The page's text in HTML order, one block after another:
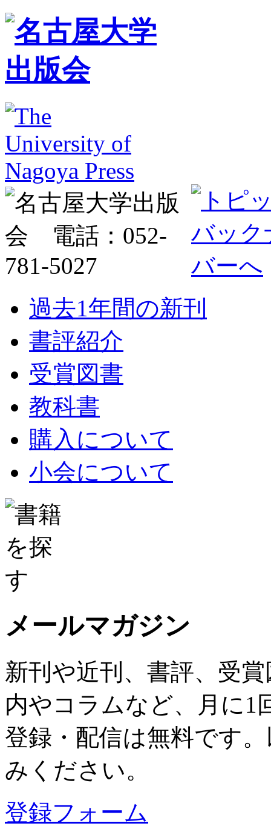
過去1年間の新刊
書評紹介
受賞図書
教科書
購入について
小会について
メールマガジン
新刊や近刊、書評、受
内やコラムなど、月に1
登録・配信は無料です
みください。
登録フォーム